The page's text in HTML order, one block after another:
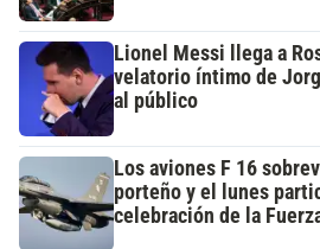
Lionel Messi llega a
velatorio íntimo de
al público
Los aviones F 16
porteño y el lunes
celebración de la